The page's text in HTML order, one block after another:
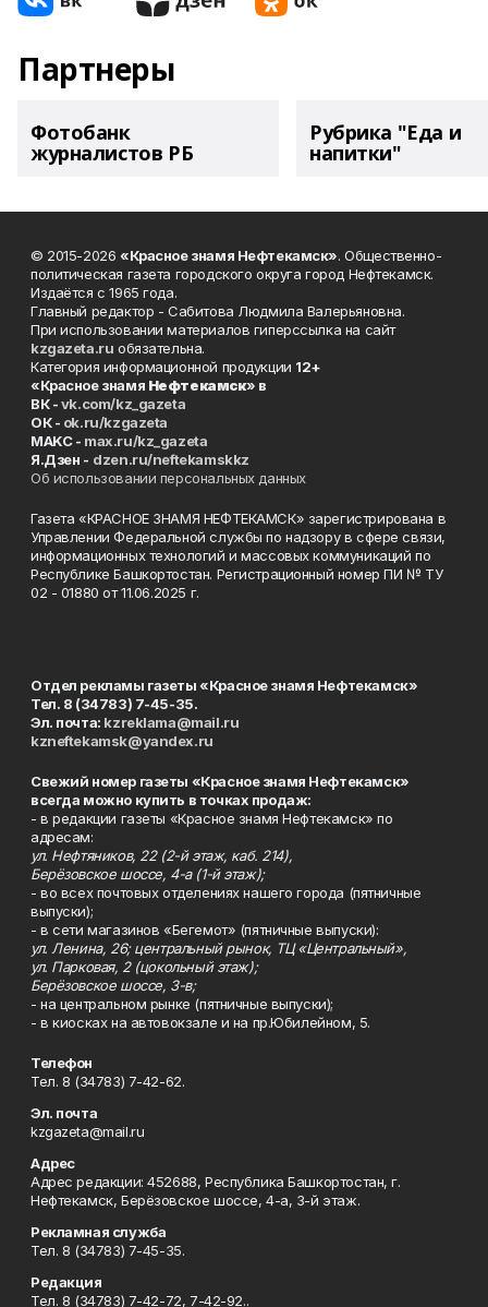
Партнеры
Фотобанк
журналистов РБ
Рубрика "Еда и
напитки"
© 2015-2026 «Красное знамя Нефтекамск». Общественно-
политическая газета городского округа город Нефтекамск.
Издаётся с 1965 года.
Главный редактор - Сабитова Людмила Валерьяновна.
При использовании материалов гиперссылка на сайт
kzgazeta.ru обязательна.
Категория информационной продукции 12+
«Красное знамя Нефтекамск» в
ВК -vk.com/kz_gazeta
ОК - ok.ru/kzgazeta
MAKC - max.ru/kz_gazeta
Я.Дзен - dzen.ru/neftekamskkz
Об использовании персональных данных
Газета «КРАСНОЕ ЗНАМЯ НЕФТЕКАМСК» зарегистрирована в
Управлении Федеральной службы по надзору в сфере связи,
информационных технологий и массовых коммуникаций по
Республике Башкортостан. Регистрационный номер ПИ № ТУ
02 - 01880 от 11.06.2025 г.
Отдел рекламы газеты «Красное знамя Нефтекамск»
Тел. 8 (34783) 7-45-35.
Эл. почта: kzreklama@mail.ru
kzneftekamsk@yandex.ru
Свежий номер газеты «Красное знамя Нефтекамск»
всегда можно купить в точках продаж:
- в редакции газеты «Красное знамя Нефтекамск» по
адресам:
ул. Нефтяников, 22 (2-й этаж, каб. 214),
Берёзовское шоссе, 4-а (1-й этаж);
- во всех почтовых отделениях нашего города (пятничные
выпуски);
- в сети магазинов «Бегемот» (пятничные выпуски):
ул. Ленина, 26; центральный рынок, ТЦ «Центральный»,
ул. Парковая, 2 (цокольный этаж);
Берёзовское шоссе, 3-в;
- на центральном рынке (пятничные выпуски);
- в киосках на автовокзале и на пр.Юбилейном, 5.
Телефон
Тел. 8 (34783) 7-42-62.
Эл. почта
kzgazeta@mail.ru
Адрес
Адрес редакции: 452688, Республика Башкортостан, г.
Нефтекамск, Берёзовское шоссе, 4-а, 3-й этаж.
Рекламная служба
Тел. 8 (34783) 7-45-35.
Редакция
Тел. 8 (34783) 7-42-72, 7-42-92..